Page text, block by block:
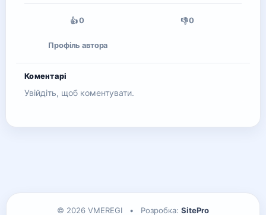
👍0 👎0
Профіль автора
Коментарі
Увійдіть, щоб коментувати.
© 2026 VMEREGI • Розробка: SitePro